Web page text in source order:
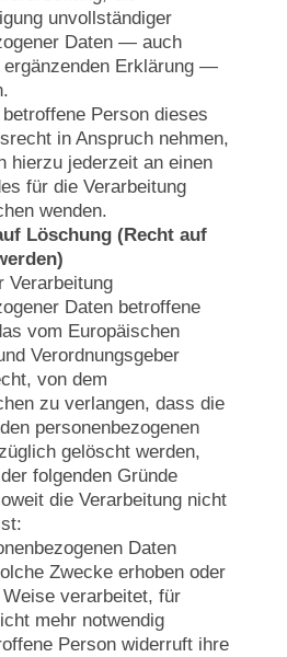
unvollständiger
Daten — auch
ergänzenden Erklärung —
Person dieses
in Anspruch nehmen,
hierzu jederzeit an einen
für die Verarbeitung
wenden.
Löschung (Recht auf
Verarbeitung
Daten betroffene
vom Europäischen
Verordnungsgeber
von dem
zu verlangen, dass die
personenbezogenen
gelöscht werden,
folgenden Gründe
die Verarbeitung nicht
Daten
Zwecke erhoben oder
verarbeitet, für
mehr notwendig
Person widerruft ihre